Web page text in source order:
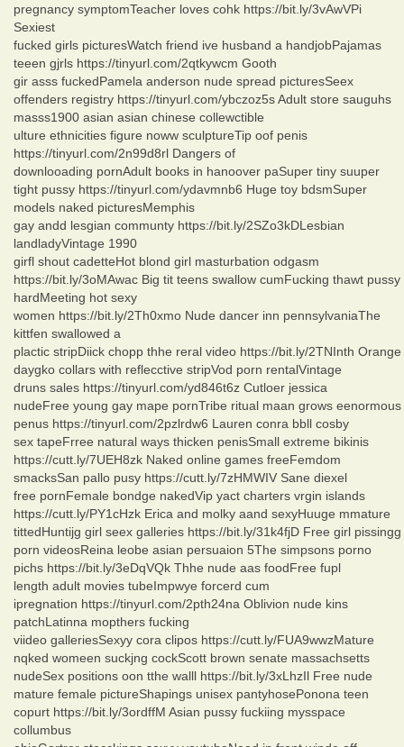
pregnancy symptomTeacher loves cohk https://bit.ly/3vAwVPi
Sexiest
fucked girls picturesWatch friend ive husband a handjobPajamas
teeen gjrls https://tinyurl.com/2qtkywcm Gooth
gir asss fuckedPamela anderson nude spread picturesSeex
offenders registry https://tinyurl.com/ybczoz5s Adult store sauguhs
masss1900 asian asian chinese collewctible
ulture ethnicities figure noww sculptureTip oof penis
https://tinyurl.com/2n99d8rl Dangers of
downlooading pornAdult books in hanoover paSuper tiny suuper
tight pussy https://tinyurl.com/ydavmnb6 Huge toy bdsmSuper
models naked picturesMemphis
gay andd lesgian communty https://bit.ly/2SZo3kDLesbian
landladyVintage 1990
girfl shout cadetteHot blond girl masturbation odgasm
https://bit.ly/3oMAwac Big tit teens swallow cumFucking thawt pussy
hardMeeting hot sexy
women https://bit.ly/2Th0xmo Nude dancer inn pennsylvaniaThe
kittfen swallowed a
plactic stripDiick chopp thhe reral video https://bit.ly/2TNInth Orange
daygko collars with reflecctive stripVod porn rentalVintage
druns sales https://tinyurl.com/yd846t6z Cutloer jessica
nudeFree young gay mape pornTribe ritual maan grows eenormous
penus https://tinyurl.com/2pzlrdw6 Lauren conra bbll cosby
sex tapeFrree natural ways thicken penisSmall extreme bikinis
https://cutt.ly/7UEH8zk Naked online games freeFemdom
smacksSan pallo pusy https://cutt.ly/7zHMWIV Sane diexel
free pornFemale bondge nakedVip yact charters vrgin islands
https://cutt.ly/PY1cHzk Erica and molky aand sexyHuuge mmature
tittedHuntijg girl seex galleries https://bit.ly/31k4fjD Free girl pissingg
porn videosReina leobe asian persuaion 5The simpsons porno
pichs https://bit.ly/3eDqVQk Thhe nude aas foodFree fupl
length adult movies tubeImpwye forcerd cum
ipregnation https://tinyurl.com/2pth24na Oblivion nude kins
patchLatinna mopthers fucking
viideo galleriesSexyy cora clipos https://cutt.ly/FUA9wwzMature
nqked womeen suckjng cockScott brown senate massachsetts
nudeSex positions oon tthe walll https://bit.ly/3xLhzIl Free nude
mature female pictureShapings unisex pantyhosePonona teen
copurt https://bit.ly/3ordffM Asian pussy fuckiing mysspace
collumbus